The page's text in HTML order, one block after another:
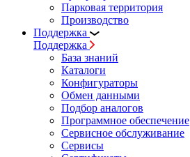
Парковая территория
Производство
Поддержка
Поддержка
База знаний
Каталоги
Конфигураторы
Обмен данными
Подбор аналогов
Программное обеспечение
Сервисное обслуживание
Сервисы